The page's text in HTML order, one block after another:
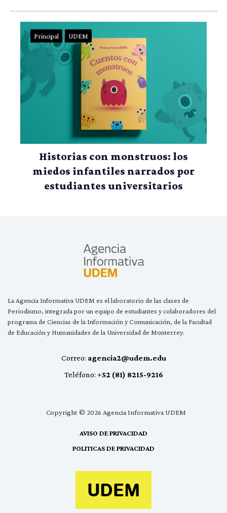
Principal UDEM
Historias con monstruos: los
miedos infantiles narrados por
estudiantes universitarios
La Agencia Informativa UDEM es el laboratorio de las clases de
Periodismo, integrada por un equipo de estudiantes y colaboradores del
programa de Ciencias de la Información y Comunicación, de la Facultad
de Educación y Humanidades de la Universidad de Monterrey.
Correo: agencia2@udem.edu
Teléfono: +52 (81) 8215-9216
Copyright © 2026 Agencia Informativa UDEM
AVISO DE PRIVACIDAD
POLITICAS DE PRIVACIDAD